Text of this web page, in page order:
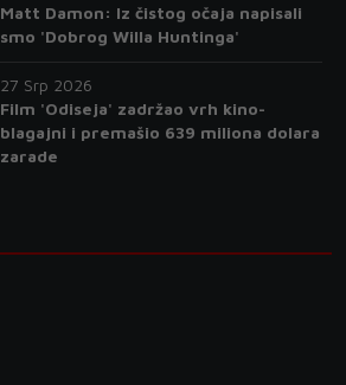
Matt Damon: Iz čistog očaja napisali
smo 'Dobrog Willa Huntinga'
27 Srp 2026
Film 'Odiseja' zadržao vrh kino-
blagajni i premašio 639 miliona dolara
zarade